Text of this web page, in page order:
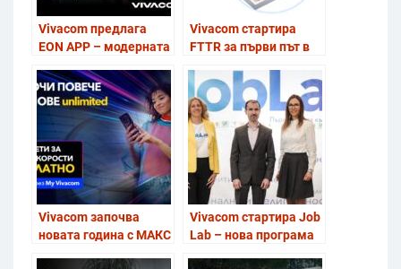
Vivacom предлага
EON APP – модерната
без приемник, с до
120 € по-ниска цена
Vivacom стартира
FTTR за първи път в
Vivacom започва
новата година с МАКС
Vivacom стартира Job
Lab – нова програма